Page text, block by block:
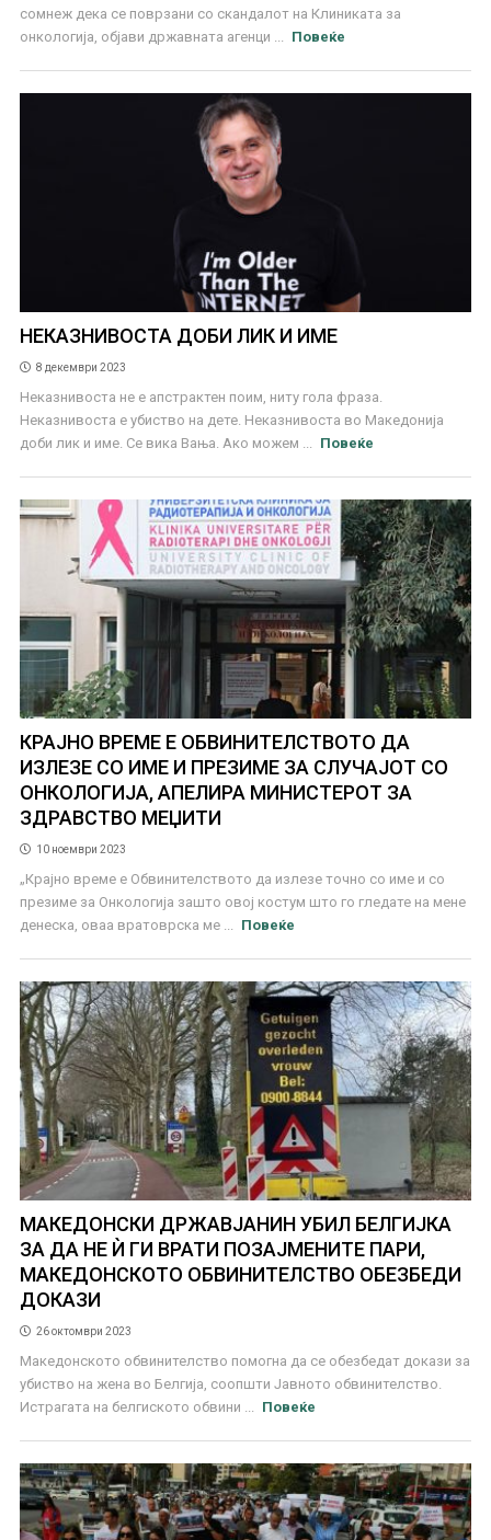
сомнеж дека се поврзани со скандалот на Клиниката за
онкологија, објави државната агенци ...
Повеќе
НЕКАЗНИВОСТА ДОБИ ЛИК И ИМЕ
8 декември 2023
Неказнивоста не е апстрактен поим, ниту гола фраза.
Неказнивоста е убиство на дете. Неказнивоста во Македонија
доби лик и име. Се вика Вања. Ако можем ...
Повеќе
КРАЈНО ВРЕМЕ Е ОБВИНИТЕЛСТВОТО ДА
ИЗЛЕЗЕ СО ИМЕ И ПРЕЗИМЕ ЗА СЛУЧАЈОТ СО
ОНКОЛОГИЈА, АПЕЛИРА МИНИСТЕРОТ ЗА
ЗДРАВСТВО МЕЏИТИ
10 ноември 2023
„Крајно време е Обвинителството да излезе точно со име и со
презиме за Онкологија зашто овој костум што го гледате на мене
денеска, оваа вратоврска ме ...
Повеќе
МАКЕДОНСКИ ДРЖАВЈАНИН УБИЛ БЕЛГИЈКА
ЗА ДА НЕ Ѝ ГИ ВРАТИ ПОЗАЈМЕНИТЕ ПАРИ,
МАКЕДОНСКОТО ОБВИНИТЕЛСТВО ОБЕЗБЕДИ
ДОКАЗИ
26 октомври 2023
Македонското обвинителство помогна да се обезбедат докази за
убиство на жена во Белгија, соопшти Јавното обвинителство.
Истрагата на белгиското обвини ...
Повеќе